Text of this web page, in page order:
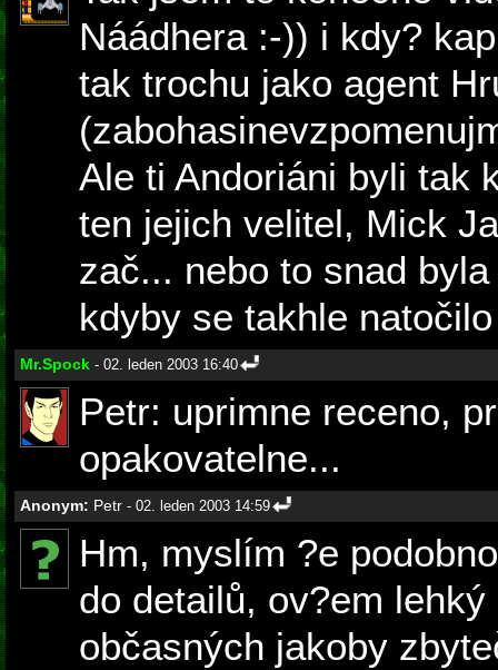
Náádhera :-)) i kdy?
tak trochu jako agent
Ale ti Andoriáni byli tak
ten jejich velitel, Mick
zač... nebo to snad
kdyby se takhle
Mr.Spock - 02. leden 2003 16:40
Petr: uprimne receno,
opakovatelne...
Anonym: Petr - 02. leden 2003 14:59
Hm, myslím ?e
do detailů, ov?em
občasných jakoby